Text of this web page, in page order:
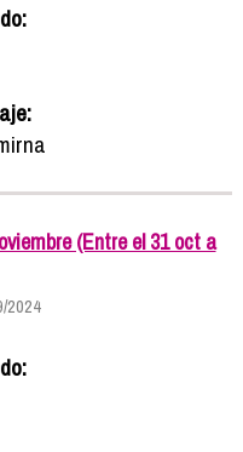
(Entre el 31 oct a
2024